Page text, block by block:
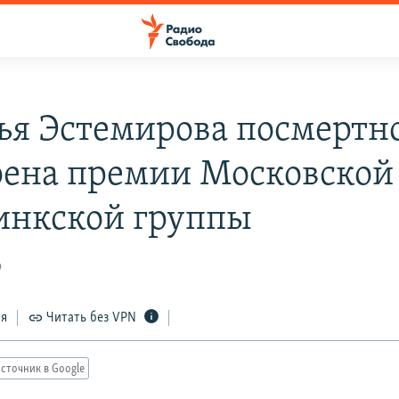
Эстемирова
премии Московской
группы
Читать без VPN
в Google